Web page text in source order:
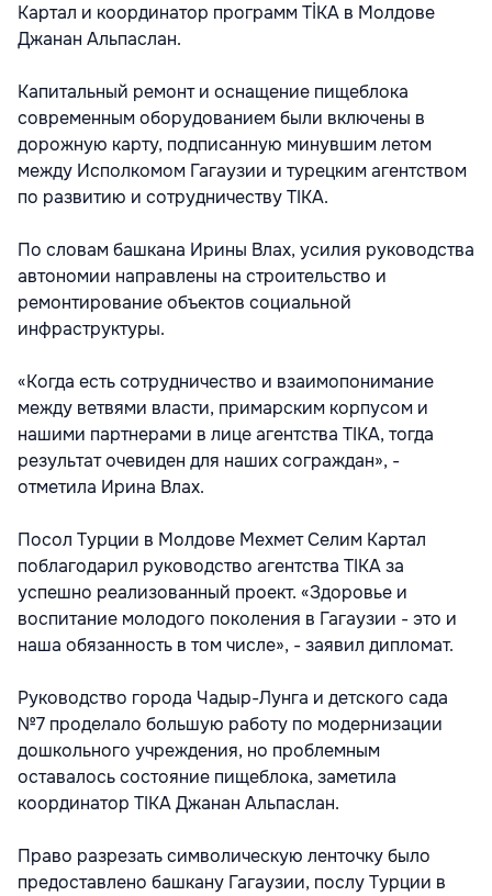
Картал и координатор программ TİKA в Молдове
Джанан Альпаслан.
Капитальный ремонт и оснащение пищеблока
современным оборудованием были включены в
дорожную карту, подписанную минувшим летом
между Исполкомом Гагаузии и турецким агентством
по развитию и сотрудничеству TIKA.
По словам башкана Ирины Влах, усилия руководства
автономии направлены на строительство и
ремонтирование объектов социальной
инфраструктуры.
«Когда есть сотрудничество и взаимопонимание
между ветвями власти, примарским корпусом и
нашими партнерами в лице агентства TIKA, тогда
результат очевиден для наших сограждан», -
отметила Ирина Влах.
Посол Турции в Молдове Мехмет Селим Картал
поблагодарил руководство агентства TIKA за
успешно реализованный проект. «Здоровье и
воспитание молодого поколения в Гагаузии - это и
наша обязанность в том числе», - заявил дипломат.
Руководство города Чадыр-Лунга и детского сада
№7 проделало большую работу по модернизации
дошкольного учреждения, но проблемным
оставалось состояние пищеблока, заметила
координатор TIKA Джанан Альпаслан.
Право разрезать символическую ленточку было
предоставлено башкану Гагаузии, послу Турции в